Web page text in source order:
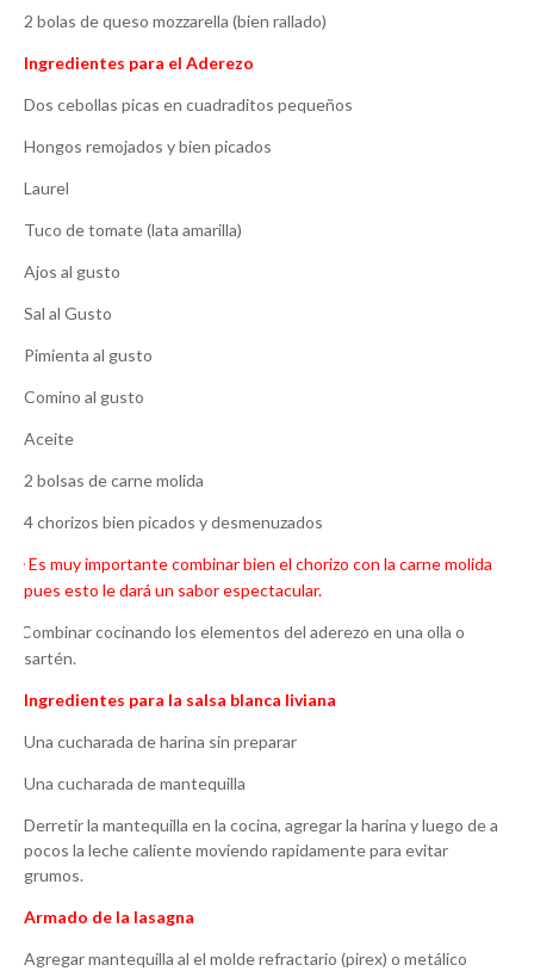
2 bolas de queso mozzarella (bien rallado)
Ingredientes para el Aderezo
Dos cebollas picas en cuadraditos pequeños
Hongos remojados y bien picados
Laurel
Tuco de tomate (lata amarilla)
Ajos al gusto
Sal al Gusto
Pimienta al gusto
Comino al gusto
Aceite
2 bolsas de carne molida
4 chorizos bien picados y desmenuzados
* Es muy importante combinar bien el chorizo con la carne molida
pues esto le dará un sabor espectacular.
Combinar cocinando los elementos del aderezo en una olla o
sartén.
Ingredientes para la salsa blanca liviana
Una cucharada de harina sin preparar
Una cucharada de mantequilla
Derretir la mantequilla en la cocina, agregar la harina y luego de a
pocos la leche caliente moviendo rapidamente para evitar
grumos.
Armado de la lasagna
Agregar mantequilla al el molde refractario (pirex) o metálico